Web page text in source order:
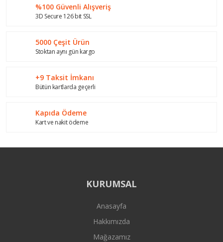
Ürün bilgilerinde hatalar bulunuyor.
Bu ürüne benzer farklı alternatifler olmalı.
%100 Güvenli Alışveriş
3D Secure 126 bit SSL
5000 Çeşit Ürün
Stoktan aynı gün kargo
+9 Taksit İmkanı
Bütün kartlarda geçerli
Kapıda Ödeme
Kart ve nakit ödeme
KURUMSAL
Anasayfa
Hakkımızda
Mağazamız